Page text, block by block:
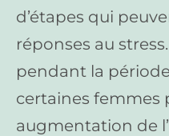
d’étapes qui
réponses au
pendant la
certaines femmes
augmentation de